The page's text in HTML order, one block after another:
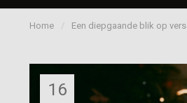
Home / Een diepgaande blik op
16